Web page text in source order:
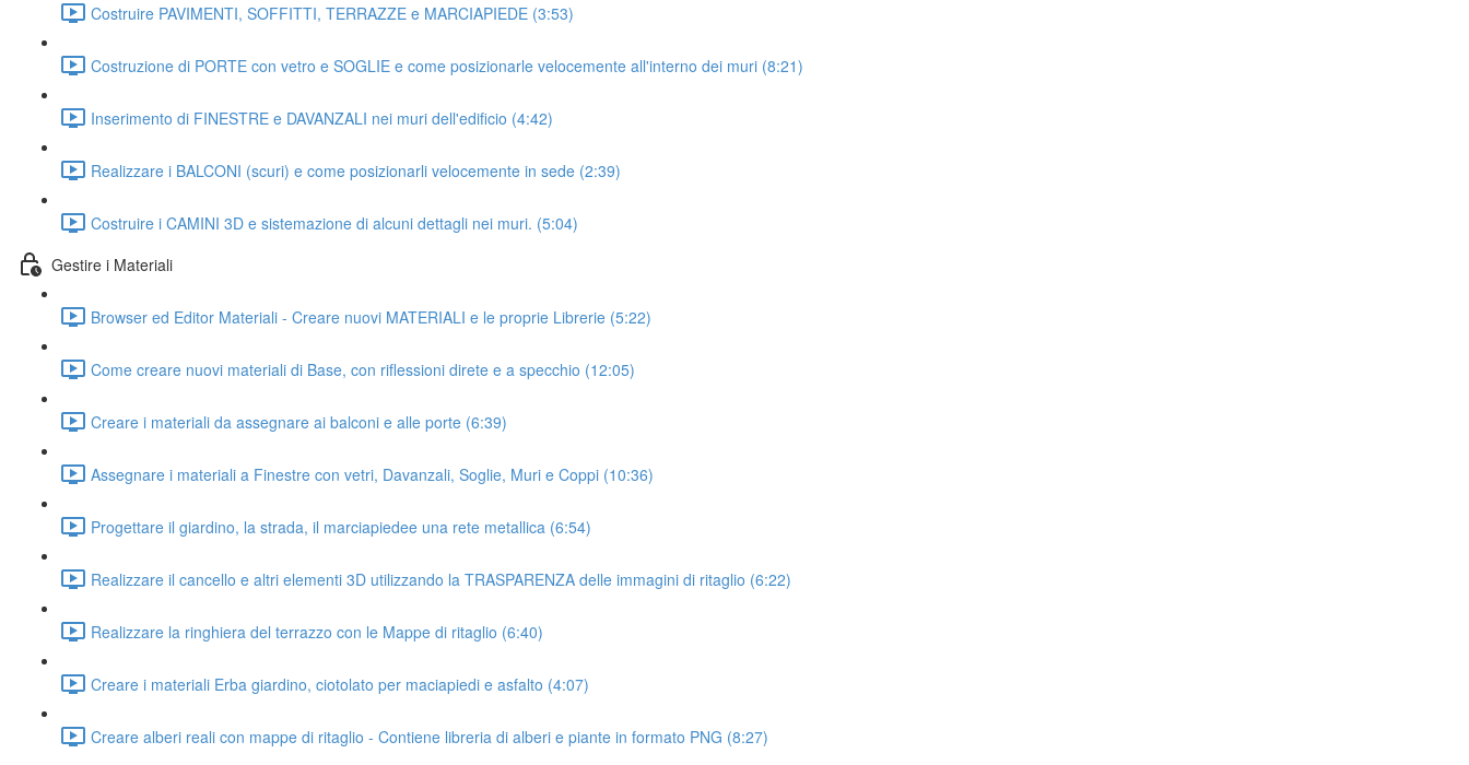
Costruire PAVIMENTI, SOFFITTI, TERRAZZE e MARCIAPIEDE (3:53)
Costruzione di PORTE con vetro e SOGLIE e come posizionarle velocemente all'interno dei muri (8:21)
Inserimento di FINESTRE e DAVANZALI nei muri dell'edificio (4:42)
Realizzare i BALCONI (scuri) e come posizionarli velocemente in sede (2:39)
Costruire i CAMINI 3D e sistemazione di alcuni dettagli nei muri. (5:04)
Gestire i Materiali
Browser ed Editor Materiali - Creare nuovi MATERIALI e le proprie Librerie (5:22)
Come creare nuovi materiali di Base, con riflessioni direte e a specchio (12:05)
Creare i materiali da assegnare ai balconi e alle porte (6:39)
Assegnare i materiali a Finestre con vetri, Davanzali, Soglie, Muri e Coppi (10:36)
Progettare il giardino, la strada, il marciapiedee una rete metallica (6:54)
Realizzare il cancello e altri elementi 3D utilizzando la TRASPARENZA delle immagini di ritaglio (6:22)
Realizzare la ringhiera del terrazzo con le Mappe di ritaglio (6:40)
Creare i materiali Erba giardino, ciotolato per maciapiedi e asfalto (4:07)
Creare alberi reali con mappe di ritaglio - Contiene libreria di alberi e piante in formato PNG (8:27)